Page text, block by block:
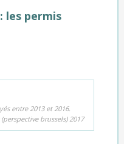
les permis
entre 2013 et 2016.
brussels) 2017